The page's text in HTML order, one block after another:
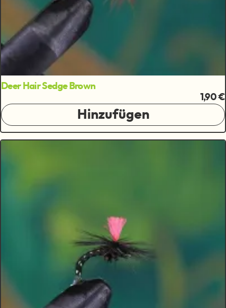
Deer Hair Sedge Brown
1,90 €
Hinzufügen